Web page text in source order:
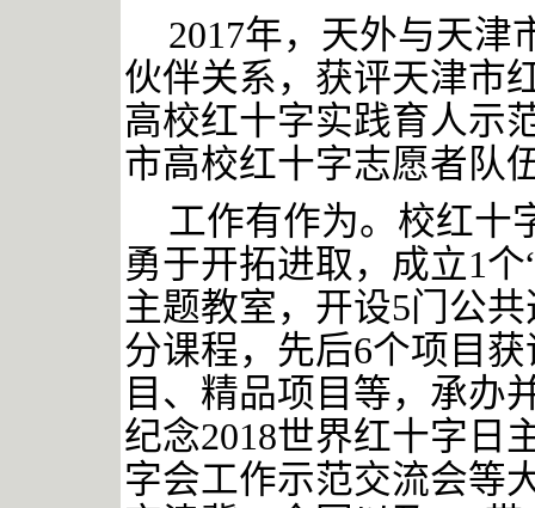
2017年，天外与天津
伙伴关系，获评天津市
高校红十字实践育人示
市高校红十字志愿者队
工作有作为。校红十
勇于开拓进取，成立1
主题教室，开设5门公
分课程，先后6个项目
目、精品项目等，承办
纪念2018世界红十字日
字会工作示范交流会等